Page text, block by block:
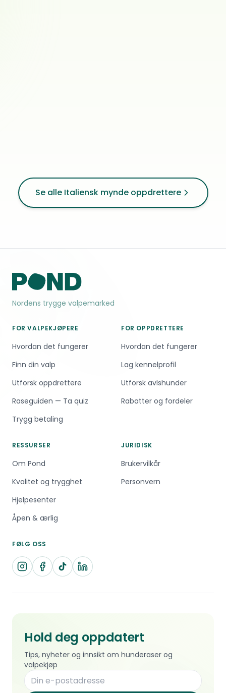
Se alle Italiensk mynde oppdrettere
Nordens trygge valpemarked
FOR VALPEKJØPERE
Hvordan det fungerer
Finn din valp
Utforsk oppdrettere
Raseguiden — Ta quiz
Trygg betaling
FOR OPPDRETTERE
Hvordan det fungerer
Lag kennelprofil
Utforsk avlshunder
Rabatter og fordeler
RESSURSER
Om Pond
Kvalitet og trygghet
Hjelpesenter
Åpen & ærlig
JURIDISK
Brukervilkår
Personvern
FØLG OSS
Hold deg oppdatert
Tips, nyheter og innsikt om hunderaser og
valpekjøp